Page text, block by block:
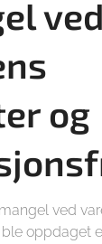
og
ved
oppdaget